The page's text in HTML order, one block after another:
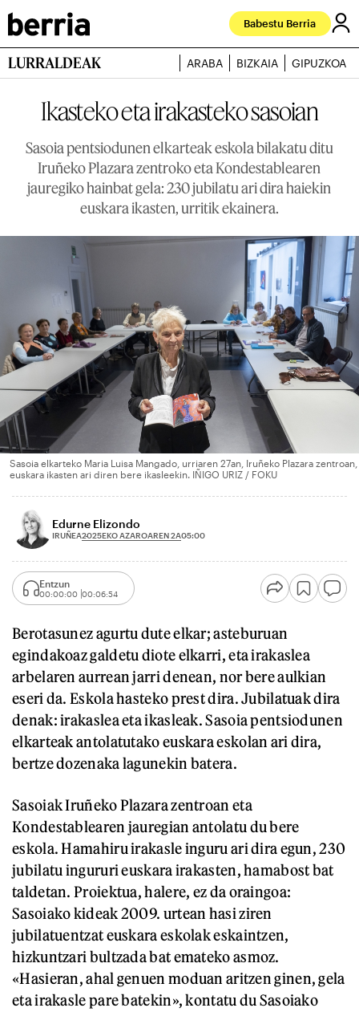
Babestu Berria
LURRALDEAK ARABA BIZKAIA GIPUZKOA
Ikasteko eta irakasteko sasoian
Sasoia pentsiodunen elkarteak eskola bilakatu ditu
Iruñeko Plazara zentroko eta Kondestablearen
jauregiko hainbat gela: 230 jubilatu ari dira haiekin
euskara ikasten, urritik ekainera.
Sasoia elkarteko Maria Luisa Mangado, urriaren 27an, Iruñeko Plazara zentroan,
euskara ikasten ari diren bere ikasleekin. IÑIGO URIZ / FOKU
Edurne Elizondo
IRUÑEA2025EKO AZAROAREN 2A05:00
Entzun
00:00:00 00:06:54
Berotasunez agurtu dute elkar; asteburuan
egindakoaz galdetu diote elkarri, eta irakaslea
arbelaren aurrean jarri denean, nor bere aulkian
eseri da. Eskola hasteko prest dira. Jubilatuak dira
denak: irakaslea eta ikasleak. Sasoia pentsiodunen
elkarteak antolatutako euskara eskolan ari dira,
bertze dozenaka lagunekin batera.
Sasoiak Iruñeko Plazara zentroan eta
Kondestablearen jauregian antolatu du bere
eskola. Hamahiru irakasle inguru ari dira egun, 230
jubilatu ingururi euskara irakasten, hamabost bat
taldetan. Proiektua, halere, ez da oraingoa:
Sasoiako kideak 2009. urtean hasi ziren
jubilatuentzat euskara eskolak eskaintzen,
hizkuntzari bultzada bat emateko asmoz.
«Hasieran, ahal genuen moduan aritzen ginen, gela
eta irakasle pare batekin», kontatu du Sasoiako